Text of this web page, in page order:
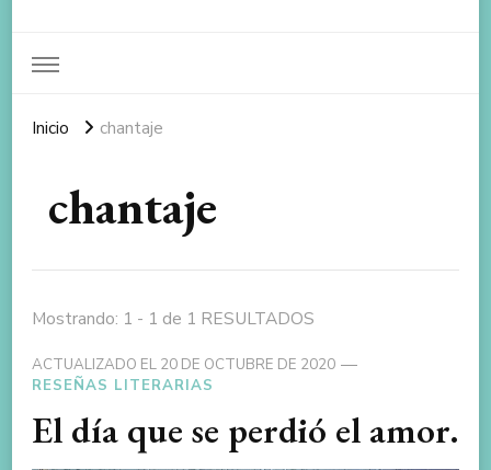
Inicio chantaje
chantaje
Mostrando: 1 - 1 de 1 RESULTADOS
ACTUALIZADO EL 20 DE OCTUBRE DE 2020
RESEÑAS LITERARIAS
El día que se perdió el amor.